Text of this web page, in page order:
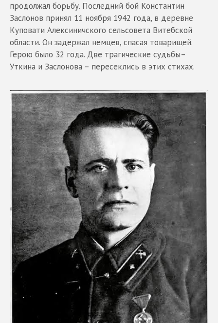
продолжал борьбу. Последний бой Константин
Заслонов принял 11 ноября 1942 года, в деревне
Куповати Алексиничского сельсовета Витебской
области. Он задержал немцев, спасая товарищей.
Герою было 32 года. Две трагические судьбы–
Уткина и Заслонова – пересеклись в этих стихах.